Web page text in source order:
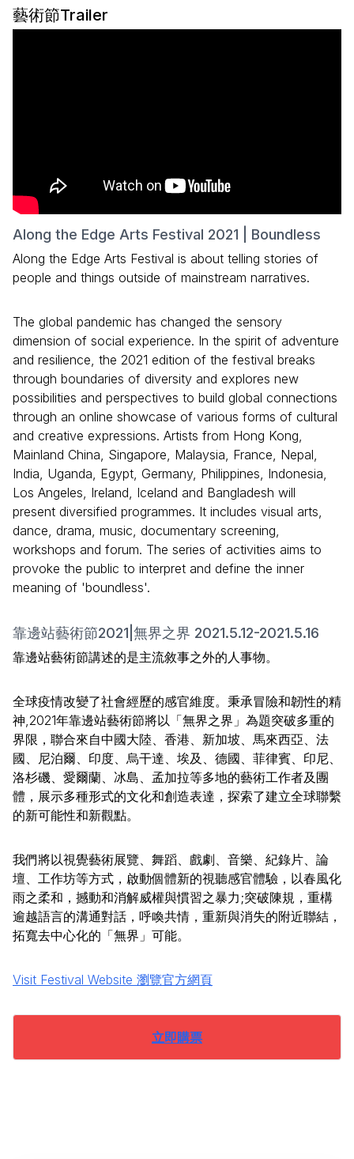
藝術節Trailer
Along the Edge Arts Festival 2021 | Boundless
Along the Edge Arts Festival is about telling stories of
people and things outside of mainstream narratives.
The global pandemic has changed the sensory
dimension of social experience. In the spirit of adventure
and resilience, the 2021 edition of the festival breaks
through boundaries of diversity and explores new
possibilities and perspectives to build global connections
through an online showcase of various forms of cultural
and creative expressions. Artists from Hong Kong,
Mainland China, Singapore, Malaysia, France, Nepal,
India, Uganda, Egypt, Germany, Philippines, Indonesia,
Los Angeles, Ireland, Iceland and Bangladesh will
present diversified programmes. It includes visual arts,
dance, drama, music, documentary screening,
workshops and forum. The series of activities aims to
provoke the public to interpret and define the inner
meaning of 'boundless'.
靠邊站藝術節2021|無界之界 2021.5.12-2021.5.16
靠邊站藝術節講述的是主流敘事之外的人事物。
全球疫情改變了社會經歷的感官維度。秉承冒險和韌性的精
神,2021年靠邊站藝術節將以「無界之界」為題突破多重的
界限，聯合來自中國大陸、香港、新加坡、馬來西亞、法
國、尼泊爾、印度、烏干達、埃及、德國、菲律賓、印尼、
洛杉磯、愛爾蘭、冰島、孟加拉等多地的藝術工作者及團
體，展示多種形式的文化和創造表達，探索了建立全球聯繫
的新可能性和新觀點。
我們將以視覺藝術展覽、舞蹈、戲劇、音樂、紀錄片、論
壇、工作坊等方式，啟動個體新的視聽感官體驗，以春風化
雨之柔和，撼動和消解威權與慣習之暴力;突破陳規，重構
逾越語言的溝通對話，呼喚共情，重新與消失的附近聯結，
拓寬去中心化的「無界」可能。
Visit Festival Website 瀏覽官方網頁
立即購票